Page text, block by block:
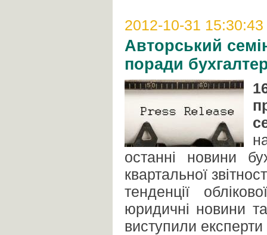
2012-10-31 15:30:43
Авторський
поради
останні новини
квартальної
тенденції
юридичні новини
виступили